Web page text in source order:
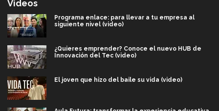
Videos
Programa enlace: para llevar a tu empresa al
siguiente nivel (video)
¿Quieres emprender? Conoce el nuevo HUB de
Innovación del Tec (video)
El joven que hizo del baile su vida (video)